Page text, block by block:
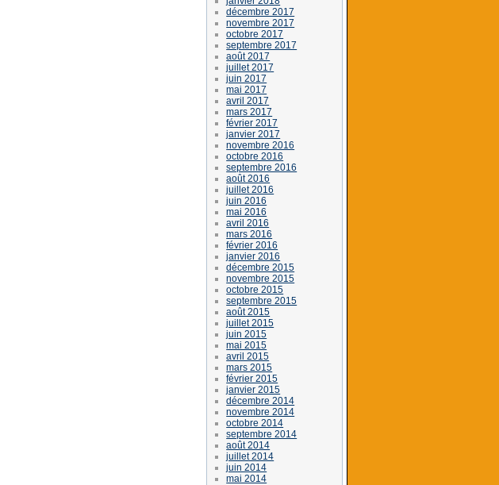
décembre 2017
novembre 2017
octobre 2017
septembre 2017
août 2017
juillet 2017
juin 2017
mai 2017
avril 2017
mars 2017
février 2017
janvier 2017
novembre 2016
octobre 2016
septembre 2016
août 2016
juillet 2016
juin 2016
mai 2016
avril 2016
mars 2016
février 2016
janvier 2016
décembre 2015
novembre 2015
octobre 2015
septembre 2015
août 2015
juillet 2015
juin 2015
mai 2015
avril 2015
mars 2015
février 2015
janvier 2015
décembre 2014
novembre 2014
octobre 2014
septembre 2014
août 2014
juillet 2014
juin 2014
mai 2014